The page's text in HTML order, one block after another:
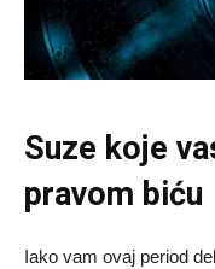
Suze koje
pravom biću
Iako vam ovaj period